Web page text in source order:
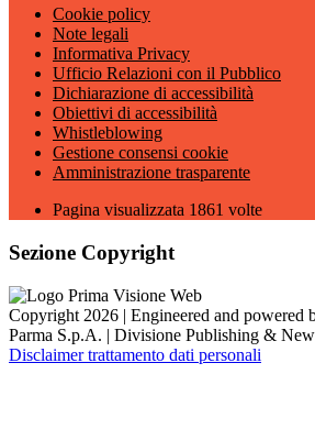
Cookie policy
Note legali
Informativa Privacy
Ufficio Relazioni con il Pubblico
Dichiarazione di accessibilità
Obiettivi di accessibilità
Whistleblowing
Gestione consensi cookie
Amministrazione trasparente
Pagina visualizzata 1861 volte
Sezione Copyright
Copyright 2026 | Engineered and powered
Parma S.p.A. | Divisione Publishing &
Disclaimer trattamento dati personali